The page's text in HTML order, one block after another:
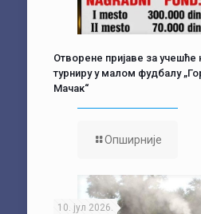
Отворене пријаве за
турниру у малом фудбалу
Мачак“
Опширније
10. јул 2026.